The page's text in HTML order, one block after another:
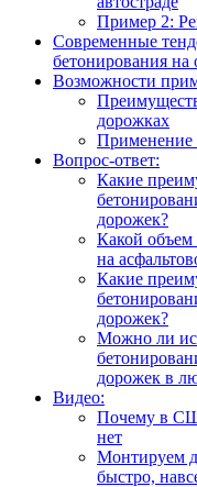
Пример 2:
Современные
бетонирования на
Возможности
дорожках
Применение
Вопрос-ответ:
Какие
дорожек?
Какой объем
на
Какие
дорожек?
Можно ли
дорожек в
Видео:
Почему в
нет
Монтируем
быстро,